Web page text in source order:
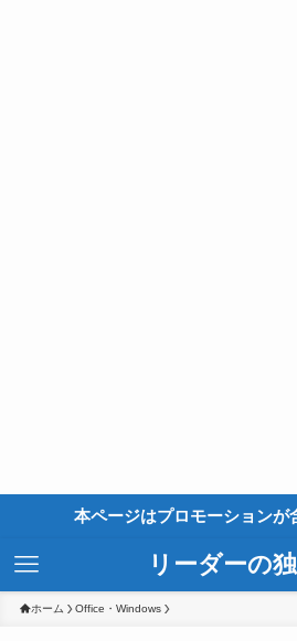
本ページはプロモーションが
リーダーの
ホーム Office・Windows